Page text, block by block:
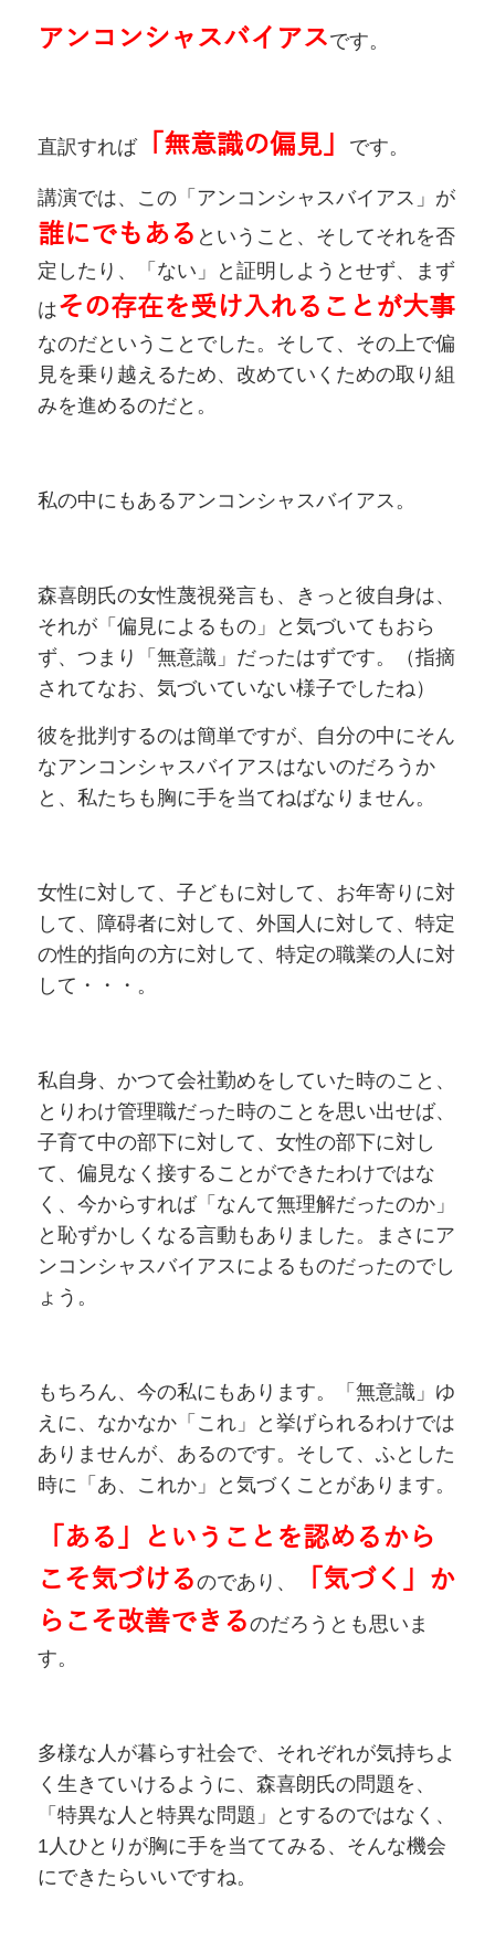
アンコンシャスバイアスです。
直訳すれば「無意識の偏見」 です。
講演では、この「アンコンシャスバイアス」が
誰にでもある ということ、そしてそれを否
定したり、「ない」と証明しようとせず、まず
はその存在を受け入れることが大事
なのだということでした。そして、その上で偏
見を乗り越えるため、改めていくための取り組
みを進めるのだと。
私の中にもあるアンコンシャスバイアス。
森喜朗氏の女性蔑視発言も、きっと彼自身は、
それが「偏見によるもの」と気づいてもおら
ず、つまり「無意識」だったはずです。（指摘
されてなお、気づいていない様子でしたね）
彼を批判するのは簡単ですが、自分の中にそん
なアンコンシャスバイアスはないのだろうか
と、私たちも胸に手を当てねばなりません。
女性に対して、子どもに対して、お年寄りに対
して、障碍者に対して、外国人に対して、特定
の性的指向の方に対して、特定の職業の人に対
して・・・。
私自身、かつて会社勤めをしていた時のこと、
とりわけ管理職だった時のことを思い出せば、
子育て中の部下に対して、女性の部下に対し
て、偏見なく接することができたわけではな
く、今からすれば「なんて無理解だったのか」
と恥ずかしくなる言動もありました。まさにア
ンコンシャスバイアスによるものだったのでし
ょう。
もちろん、今の私にもあります。「無意識」ゆ
えに、なかなか「これ」と挙げられるわけでは
ありませんが、あるのです。そして、ふとした
時に「あ、これか」と気づくことがあります。
「ある」ということを認めるから
こそ気づけるのであり、
「気づく」か
らこそ改善できるのだろうとも思いま
す。
多様な人が暮らす社会で、それぞれが気持ちよ
く生きていけるように、森喜朗氏の問題を、
「特異な人と特異な問題」とするのではなく、
1人ひとりが胸に手を当ててみる、そんな機会
にできたらいいですね。